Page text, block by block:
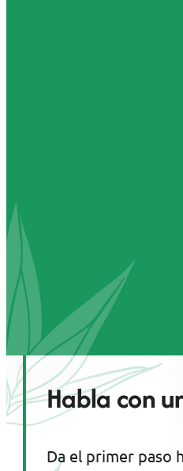
Habla con
Da el primer paso